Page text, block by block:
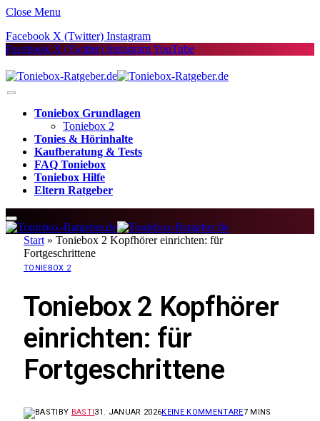
Close Menu
Facebook X (Twitter) Instagram
Facebook X (Twitter) InstagramYouTube
Toniebox Grundlagen
Toniebox 2
Tonies & Hörinhalte
Kaufberatung & Tests
FAQ Toniebox
Toniebox Hilfe
Eltern Ratgeber
Start » Toniebox 2 Kopfhörer einrichten: für
Fortgeschrittene
TONIEBOX 2
Toniebox 2 Kopfhörer
einrichten: für
Fortgeschrittene
BY BASTI31. JANUAR 2026KEINE KOMMENTARE7 MINS